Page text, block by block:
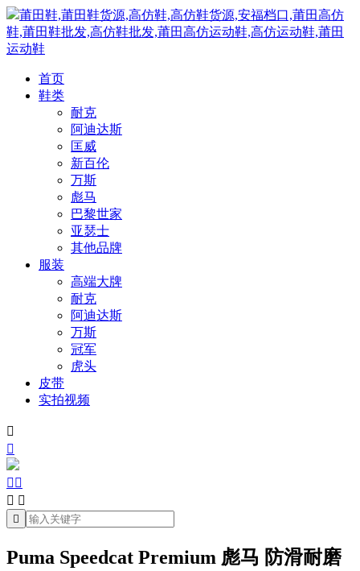
莆田鞋,莆田鞋货源,高仿鞋,高仿鞋货源,安福档口,莆田高仿
鞋,莆田鞋批发,高仿鞋批发,莆田高仿运动鞋,高仿运动鞋,莆田
运动鞋
首页
鞋类
耐克
阿迪达斯
匡威
新百伦
万斯
彪马
巴黎世家
亚瑟士
其他品牌
服装
高端大牌
耐克
阿迪达斯
万斯
冠军
虎头
皮带
实拍视频


 
 

Puma Speedcat Premium 彪马 防滑耐磨